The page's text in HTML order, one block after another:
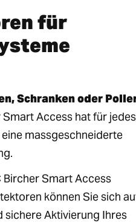
für
Schranken oder
Smart Access hat für jedes
massgeschneiderte
Bircher Smart Access
können Sie sich
sichere Aktivierung Ihres